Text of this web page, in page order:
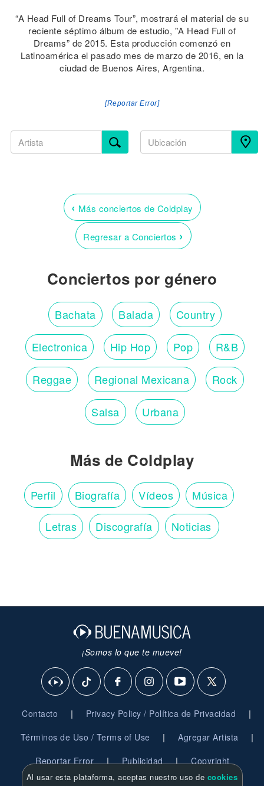
“A Head Full of Dreams Tour”, mostrará el material de su
reciente séptimo álbum de estudio, "A Head Full of
Dreams” de 2015. Esta producción comenzó en
Latinoamérica el pasado mes de marzo de 2016, en la
ciudad de Buenos Aires, Argentina.
[Reportar Error]
‹ Más conciertos de Coldplay
Regresar a Conciertos ›
Conciertos por género
Bachata Balada Country
Electronica Hip Hop Pop R&B
Reggae Regional Mexicana Rock
Salsa Urbana
Más de Coldplay
Perfil Biografía Vídeos Música
Letras Discografía Noticias
¡Somos lo que te mueve!
Contacto | Privacy Policy / Política de Privacidad |
Términos de Uso / Terms of Use | Agregar Artista |
Reportar Error | Publicidad | Copyright
Al usar esta plataforma, aceptas nuestro uso de cookies